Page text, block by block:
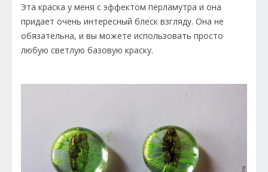
Эта краска у меня с эффектом перламутра и она
придает очень интересный блеск взгляду. Она не
обязательна, и вы можете использовать просто
любую светлую базовую краску.